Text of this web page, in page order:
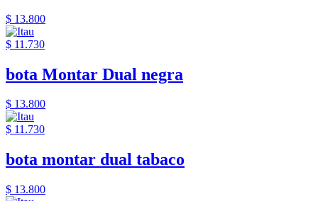
$ 13.800
$ 11.730
bota Montar Dual negra
$ 13.800
$ 11.730
bota montar dual tabaco
$ 13.800